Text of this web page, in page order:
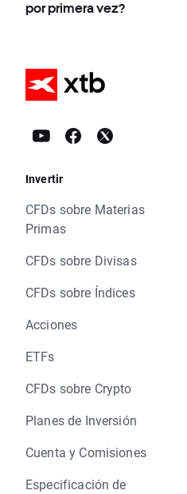
por primera vez?
Invertir
CFDs sobre Materias
Primas
CFDs sobre Divisas
CFDs sobre Índices
Acciones
ETFs
CFDs sobre Crypto
Planes de Inversión
Cuenta y Comisiones
Especificación de